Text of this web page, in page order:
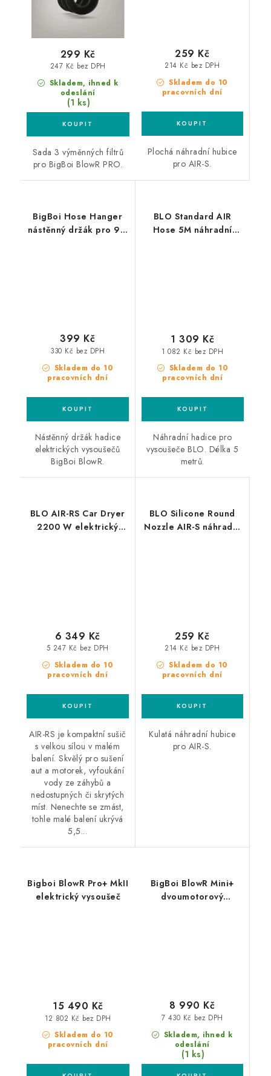
Skladem, ihned k
odeslání
(1 ks)
247 Kč bez DPH
299 Kč
Sada 3 výměnných filtrů
pro BigBoi BlowR PRO.
Skladem do 10
pracovních dní
214 Kč bez DPH
259 Kč
Plochá náhradní hubice
pro AIR-S.
BigBoi Hose Hanger
nástěnný držák pro 9m
Skladem do 10
pracovních dní
330 Kč bez DPH
399 Kč
Nástěnný držák hadice
elektrických vysoušečů
BigBoi BlowR.
BLO Standard AIR
Hose 5M náhradní
Skladem do 10
pracovních dní
1 082 Kč bez DPH
1 309 Kč
Náhradní hadice pro
vysoušeče BLO. Délka 5
metrů.
BLO AIR-RS Car Dryer
2200 W elektrický
Skladem do 10
pracovních dní
5 247 Kč bez DPH
6 349 Kč
AIR-RS je kompaktní sušič
s velkou sílou v malém
balení. Skvělý pro sušení
aut a motorek, vyfoukání
vody ze záhybů a
nedostupných či skrytých
míst. Nenechte se zmást,
tohle malé balení ukrývá
5,5...
BLO Silicone Round
Nozzle AIR-S náhradní
Skladem do 10
pracovních dní
214 Kč bez DPH
259 Kč
Kulatá náhradní hubice
pro AIR-S.
Bigboi BlowR Pro+ MkII
elektrický vysoušeč
Skladem do 10
pracovních dní
12 802 Kč bez DPH
15 490 Kč
BigBoi BlowR Mini+
dvoumotorový
Skladem, ihned k
odeslání
(1 ks)
7 430 Kč bez DPH
8 990 Kč